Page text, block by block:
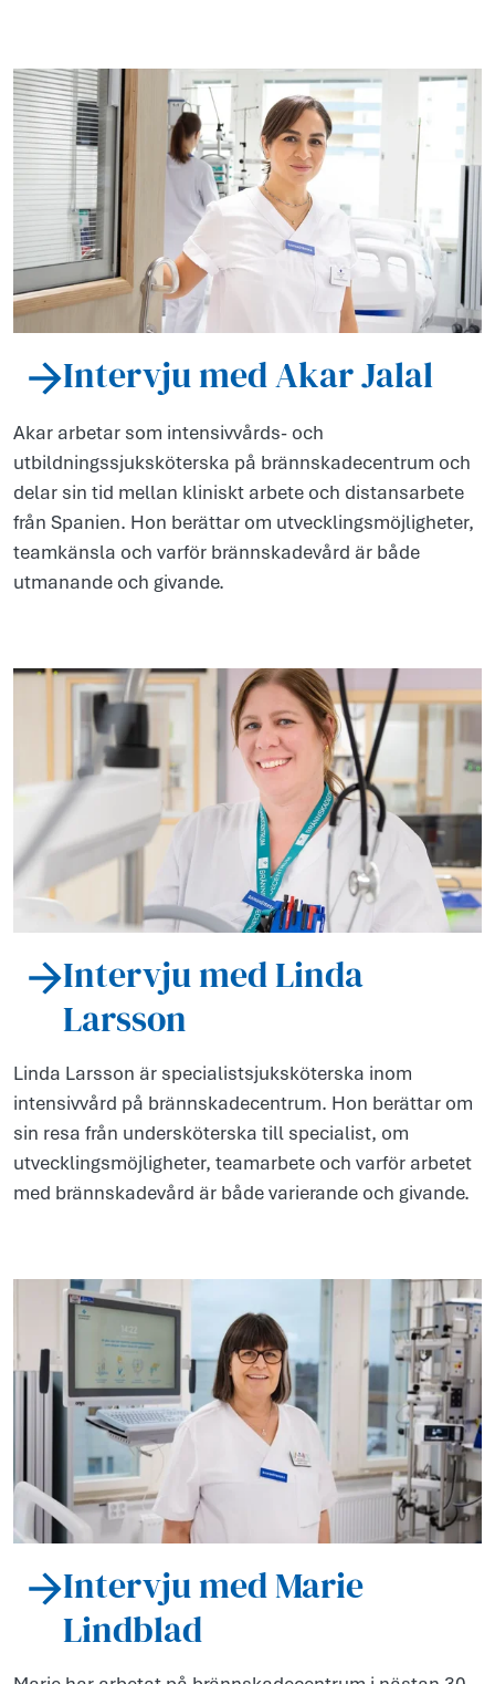
Intervju med Akar Jalal
Akar arbetar som intensivvårds- och
utbildningssjuksköterska på brännskadecentrum och
delar sin tid mellan kliniskt arbete och distansarbete
från Spanien. Hon berättar om utvecklingsmöjligheter,
teamkänsla och varför brännskadevård är både
utmanande och givande.
Intervju med Linda
Larsson
Linda Larsson är specialistsjuksköterska inom
intensivvård på brännskadecentrum. Hon berättar om
sin resa från undersköterska till specialist, om
utvecklingsmöjligheter, teamarbete och varför arbetet
med brännskadevård är både varierande och givande.
Intervju med Marie
Lindblad